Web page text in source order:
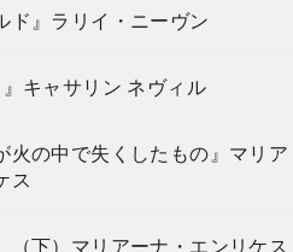
ド』ラリイ・ニーヴン
』キャサリン ネヴィル
火の中で失くしたもの』マリア
ス
（下）マリアーナ・エンリケス